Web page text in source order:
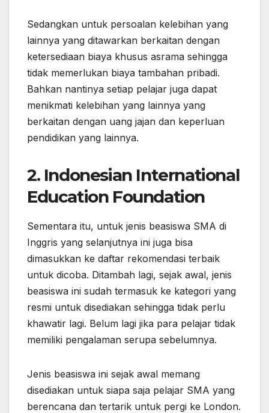
Sedangkan untuk persoalan kelebihan yang
lainnya yang ditawarkan berkaitan dengan
ketersediaan biaya khusus asrama sehingga
tidak memerlukan biaya tambahan pribadi.
Bahkan nantinya setiap pelajar juga dapat
menikmati kelebihan yang lainnya yang
berkaitan dengan uang jajan dan keperluan
pendidikan yang lainnya.
2. Indonesian International
Education Foundation
Sementara itu, untuk jenis beasiswa SMA di
Inggris yang selanjutnya ini juga bisa
dimasukkan ke daftar rekomendasi terbaik
untuk dicoba. Ditambah lagi, sejak awal, jenis
beasiswa ini sudah termasuk ke kategori yang
resmi untuk disediakan sehingga tidak perlu
khawatir lagi. Belum lagi jika para pelajar tidak
memiliki pengalaman serupa sebelumnya.
Jenis beasiswa ini sejak awal memang
disediakan untuk siapa saja pelajar SMA yang
berencana dan tertarik untuk pergi ke London.